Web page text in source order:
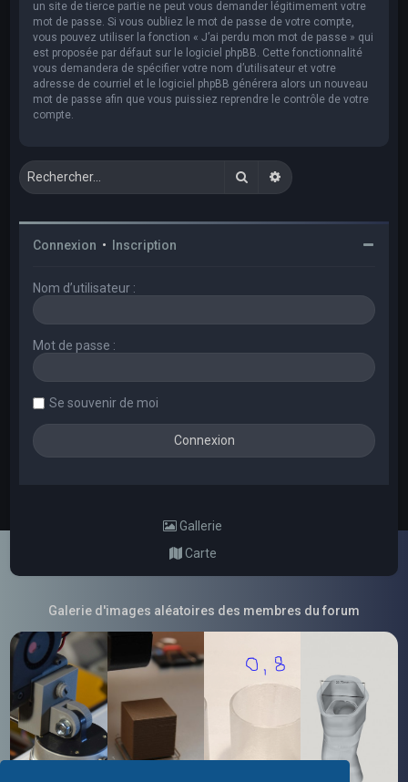
un site de tierce partie ne peut vous demander légitimement votre
mot de passe. Si vous oubliez le mot de passe de votre compte,
vous pouvez utiliser la fonction « J’ai perdu mon mot de passe » qui
est proposée par défaut sur le logiciel phpBB. Cette fonctionnalité
vous demandera de spécifier votre nom d’utilisateur et votre
adresse de courriel et le logiciel phpBB générera alors un nouveau
mot de passe afin que vous puissiez reprendre le contrôle de votre
compte.
RechercherRecherche avancée
Connexion • Inscription
Nom d’utilisateur :
Mot de passe :
Se souvenir de moi
Gallerie
Carte
Galerie d'images aléatoires des membres du forum